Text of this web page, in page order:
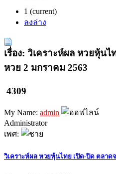
1 (current)
ลงล่าง
เรื่อง: วิเคราะห์ผล หวยหุ้น
หวย 2 มกราคม 2563
4309
My Name: admin
Administrator
เพศ:
วิเคราะห์ผล หวยหุ้นไทย เปิด-ปิด ตลาด